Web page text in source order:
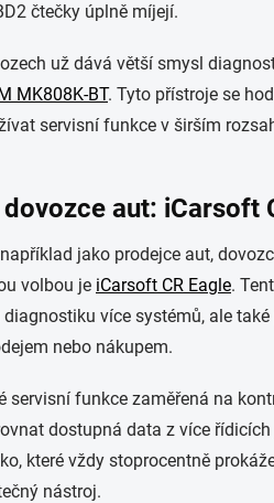
čtečky úplně míjejí.
už dává větší smysl
MK808K-BT. Tyto přístroje se
servisní funkce v širším
aut: iCarsoft
jako prodejce aut,
volbou je iCarsoft CR Eagle.
více systémů, ale
nebo nákupem.
servisní funkce zaměřená na
dostupná data z více
které vždy stoprocentně
nástroj.